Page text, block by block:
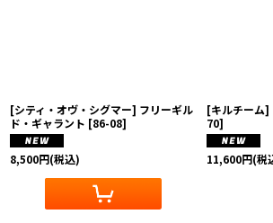
[シティ・オヴ・シグマー] フリーギル
ド・ギャラント [86-08]
8,500円(税込)
[キルチーム]
70]
11,600円(税